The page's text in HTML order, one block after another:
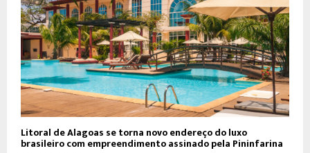
Litoral de Alagoas se torna novo endereço do luxo
brasileiro com empreendimento assinado pela Pininfarina